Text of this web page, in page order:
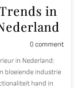
in
0 comment
in Nederland:
bloeiende industrie
hand in